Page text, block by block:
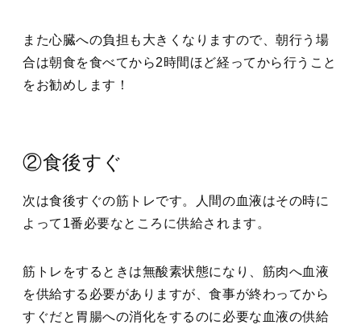
また心臓への負担も大きくなりますので、朝行う場
合は朝食を食べてから2時間ほど経ってから行うこと
をお勧めします！
②食後すぐ
次は食後すぐの筋トレです。人間の血液はその時に
よって1番必要なところに供給されます。
筋トレをするときは無酸素状態になり、筋肉へ血液
を供給する必要がありますが、食事が終わってから
すぐだと胃腸への消化をするのに必要な血液の供給